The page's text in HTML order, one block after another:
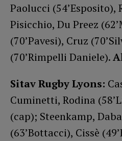
Paolucci (54’Esposito),
Pisicchio, Du Preez
(70’Pavesi), Cruz
(70’Rimpelli Daniele).
Sitav Rugby Lyons:
Cuminetti, Rodina
(cap); Steenkamp,
(63’Bottacci), Cissè